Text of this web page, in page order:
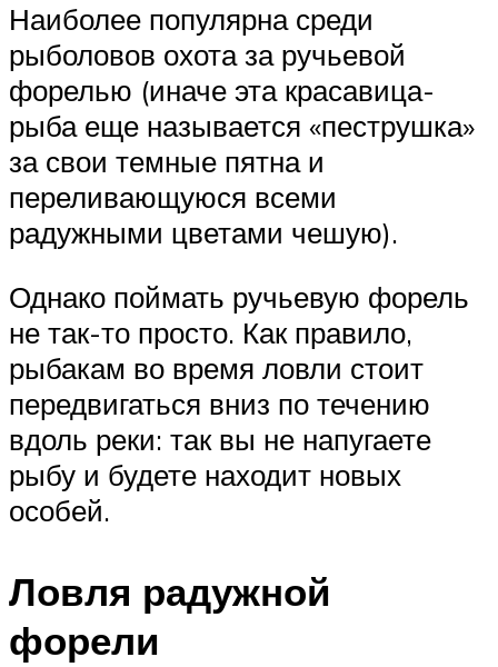
Наиболее популярна среди
рыболовов охота за ручьевой
форелью (иначе эта красавица-
рыба еще называется «пеструшка»
за свои темные пятна и
переливающуюся всеми
радужными цветами чешую).
Однако поймать ручьевую форель
не так-то просто. Как правило,
рыбакам во время ловли стоит
передвигаться вниз по течению
вдоль реки: так вы не напугаете
рыбу и будете находит новых
особей.
Ловля радужной
форели